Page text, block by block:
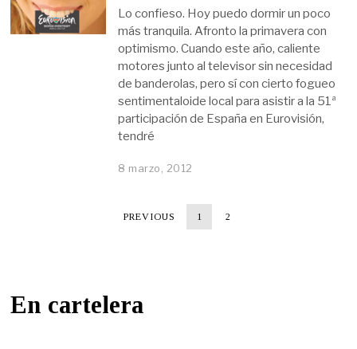
Lo confieso. Hoy puedo dormir un poco
más tranquila. Afronto la primavera con
optimismo. Cuando este año, caliente
motores junto al televisor sin necesidad
de banderolas, pero sí con cierto fogueo
sentimentaloide local para asistir a la 51ª
participación de España en Eurovisión,
tendré
8 marzo, 2012
PREVIOUS 1 2
En cartelera